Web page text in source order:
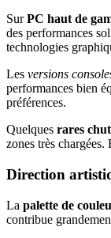
SurPC haut de
des performances
technologies
Les versions
performances bien
préférences.
Quelques rares
zones très
Direction
La palette de
contribue